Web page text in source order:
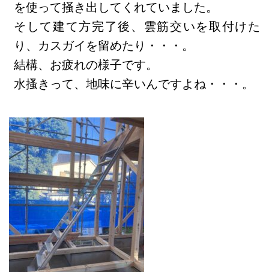
を使って掻き出してくれていました。
そして建て方完了後、雲筋交いを取付けた
り、カスガイを留めたり・・・。
結構、お疲れの様子です。
水搔きって、地味に辛いんですよね・・・。